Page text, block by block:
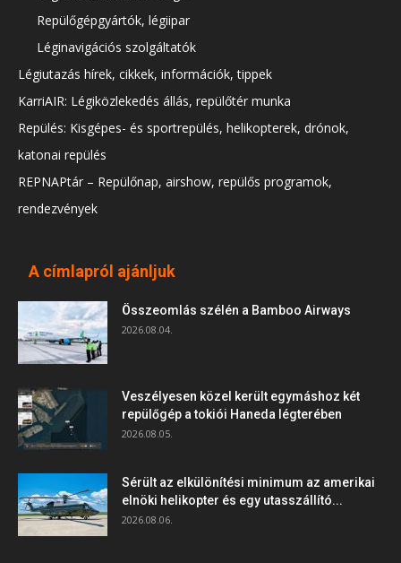
Repülőgépgyártók, légiipar
Léginavigációs szolgáltatók
Légiutazás hírek, cikkek, információk, tippek
KarriAIR: Légiközlekedés állás, repülőtér munka
Repülés: Kisgépes- és sportrepülés, helikopterek, drónok,
katonai repülés
REPNAPtár – Repülőnap, airshow, repülős programok,
rendezvények
A címlapról ajánljuk
Összeomlás szélén a Bamboo Airways
2026.08.04.
Veszélyesen közel került egymáshoz két
repülőgép a tokiói Haneda légterében
2026.08.05.
Sérült az elkülönítési minimum az amerikai
elnöki helikopter és egy utasszállító...
2026.08.06.